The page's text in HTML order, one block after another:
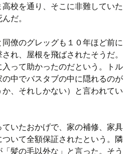
校を通り、そこに非難していた
だ。
僚のグレッグも１０年ほど前に
れ、屋根を飛ばされたそうだ。
って助かったのだという。トル
中でバスタブの中に隠れるのが
、それしかない）と言われてい
いたおかげで、家の補修、家具
いて全額保証されたという。隣
髪の毛以外な」と言った。そう